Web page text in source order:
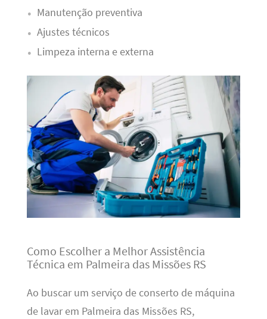
Manutenção preventiva
Ajustes técnicos
Limpeza interna e externa
Como Escolher a Melhor Assistência
Técnica em Palmeira das Missões RS
Ao buscar um serviço de conserto de máquina
de lavar em Palmeira das Missões RS,